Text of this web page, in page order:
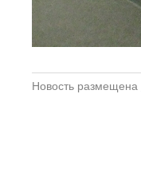
Новость размещена